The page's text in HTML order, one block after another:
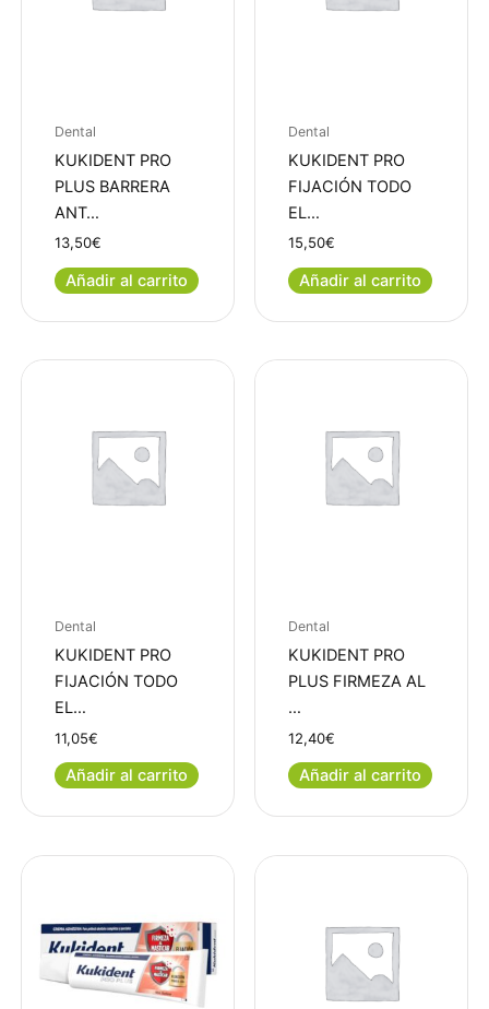
Dental
KUKIDENT PRO
PLUS BARRERA
ANT…
13,50€
Añadir al carrito
Dental
KUKIDENT PRO
FIJACIÓN TODO
EL…
15,50€
Añadir al carrito
Dental
KUKIDENT PRO
FIJACIÓN TODO
EL…
11,05€
Añadir al carrito
Dental
KUKIDENT PRO
PLUS FIRMEZA AL
…
12,40€
Añadir al carrito